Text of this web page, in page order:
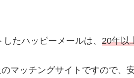
たハッピーメールは、 20年以
マッチングサイトですので、